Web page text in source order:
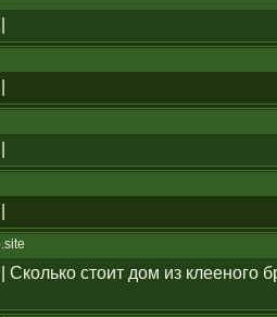
стоит дом из клееного